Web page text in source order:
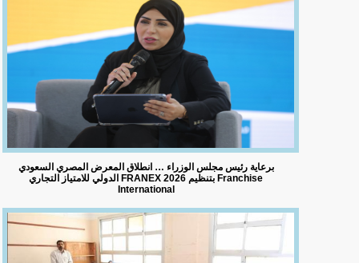
برعاية رئيس مجلس الوزراء … انطلاق المعرض المصري السعودي
الدولي للامتياز التجاري FRANEX 2026 بتنظيم Franchise
International